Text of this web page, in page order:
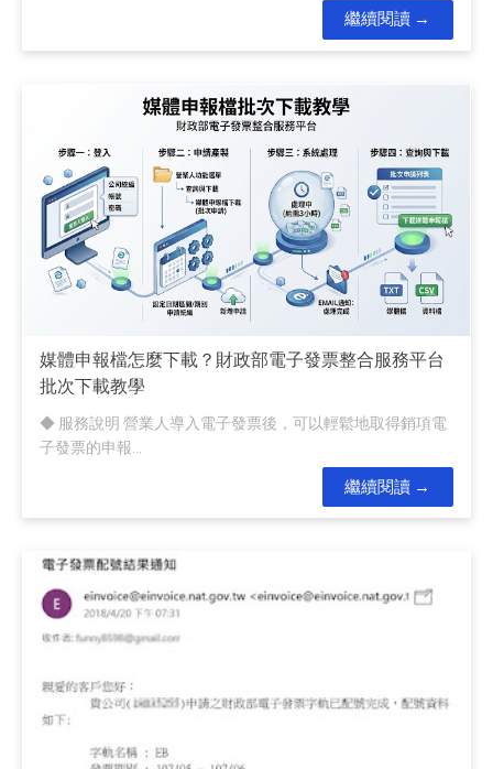
繼續閱讀
媒體申報檔怎麼下載？財政部電子發票整合服務平台
批次下載教學
◆ 服務說明 營業人導入電子發票後，可以輕鬆地取得銷項電
子發票的申報...
繼續閱讀